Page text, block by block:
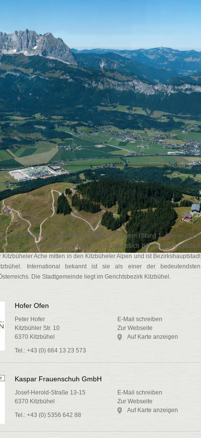
Kitzbühl, ist eine Stadt mit 8168 Einwohnern (Stand 1. Jänner 2013)
Tirol, Österreich. Kitzbühel liegt rund 95 km östlich der Landeshauptstadt
Kitzbüheler Ache mitten in den Kitzbüheler Alpen und ist Bezirkshauptstadt
International bekannt ist sie als einer der bedeutendsten
Die Stadtgemeinde liegt im Gerichtsbezirk Kitzbühel.
Hofer Ofen
Peter Hofer
Kitzbühler Str. 10
6370 Kitzbühel
Tel.: +43 (0) 664 13 23 573
E-Mail schreiben
Zur Webseite
Auf Karte anzeigen
Kaspar Frauenschuh GmbH
Josef-Herold-Straße 13-15
6370 Kitzbühel
Tel.: +43 (0) 5356 642 88
E-Mail schreiben
Zur Webseite
Auf Karte anzeigen